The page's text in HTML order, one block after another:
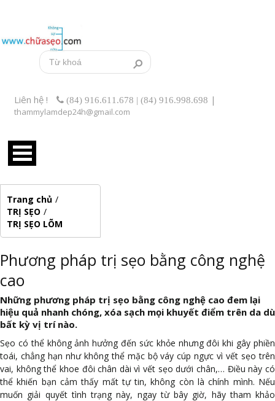
Liên hệ ! (84) 916.611.678 | (84) 916.998.698 |
thammylamdep24h@gmail.com
Trang chủ /
TRỊ SẸO /
TRỊ SẸO LÕM
Phương pháp trị sẹo bằng công nghệ
cao
Những phương pháp trị sẹo bằng công nghệ cao đem lại
hiệu quả nhanh chóng, xóa sạch mọi khuyết điểm trên da dù
bất kỳ vị trí nào.
Sẹo có thể không ảnh hưởng đến sức khỏe nhưng đôi khi gây phiền
toái, chẳng hạn như không thể mặc bộ váy cúp ngực vì vết sẹo trên
vai, không thể khoe đôi chân dài vì vết sẹo dưới chân,… Điều này có
thể khiến bạn cảm thấy mất tự tin, không còn là chính mình. Nếu
muốn giải quyết tình trạng này, ngay từ bây giờ, hãy tham khảo